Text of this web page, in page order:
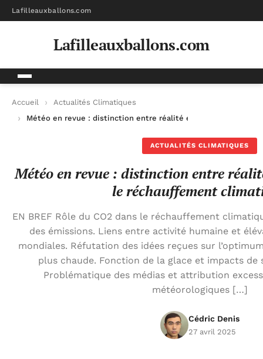
Lafilleauxballons.com
Lafilleauxballons.com
Accueil
Actualités Climatiques
Météo en revue : distinction entre réalité et idées reçues
ACTUALITÉS CLIMATIQUES
Météo en revue : distinction entre
le réchauffement
EN BREF Rôle du CO2 dans le réchauffement
des émissions. Liens entre activité humaine et
mondiales. Réfutation des idées reçues sur
plus chaude. Fonction de la glace et impacts
Problématique des médias et attribution
météorologiques […]
Cédric Denis
27 avril 2025